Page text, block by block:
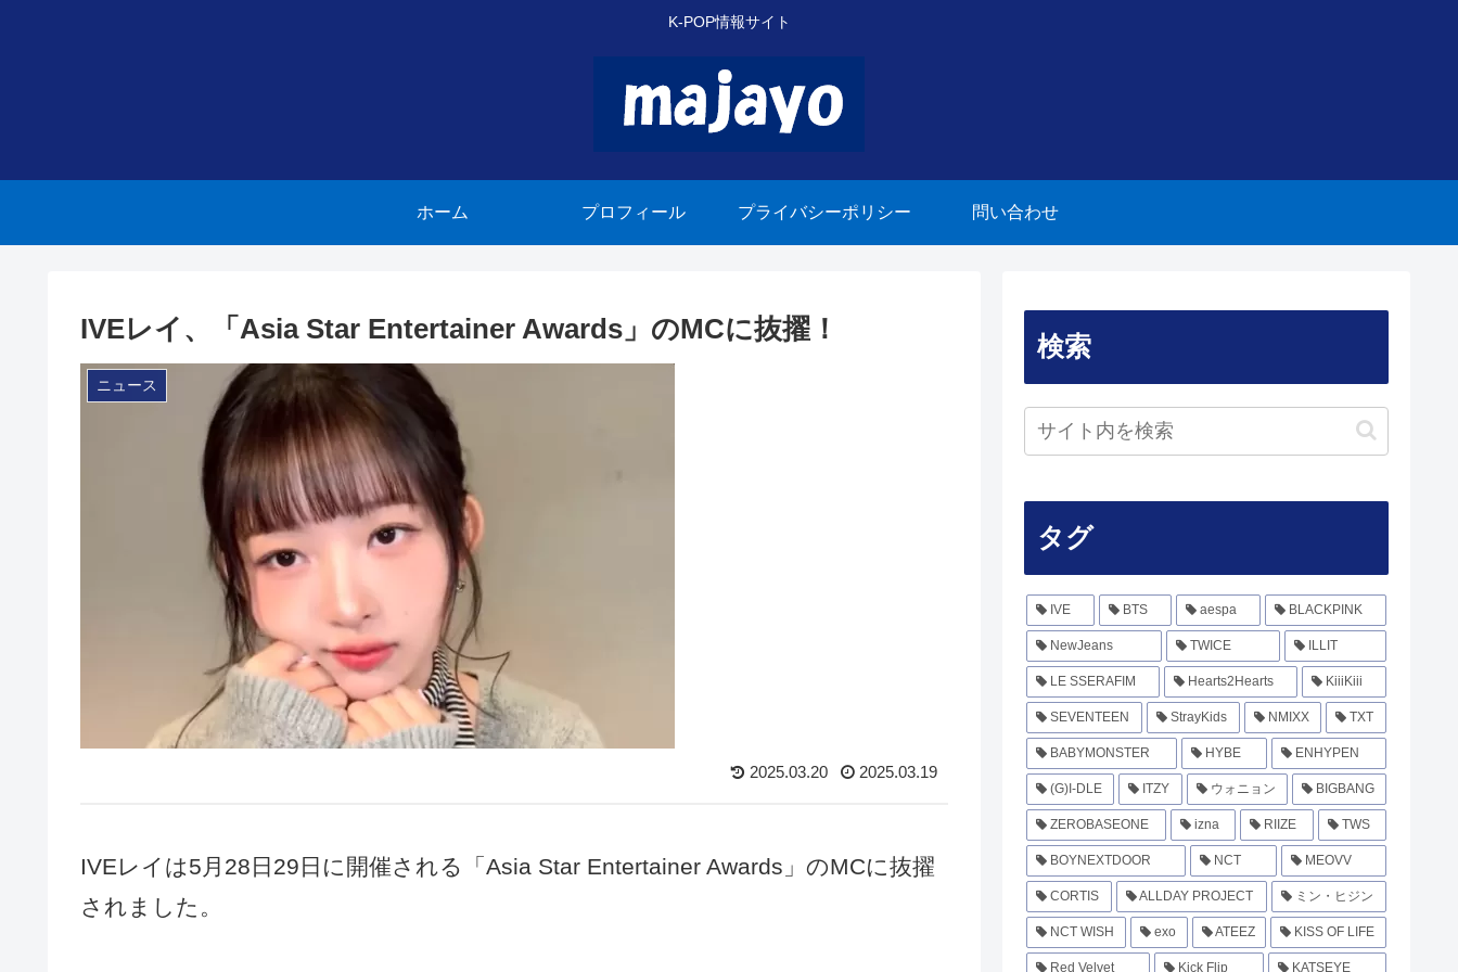
K-POP情報サイト
ホーム プロフィール プライバシーポリシー 問い合わせ
IVEレイ、「Asia Star Entertainer Awards」のMCに抜擢！
ニュース
2025.03.20 2025.03.19
IVEレイは5月28日29日に開催される「Asia Star Entertainer Awards」のMCに抜擢
されました。
検索
タグ
IVE BTS aespa BLACKPINK
NewJeans TWICE ILLIT
LE SSERAFIM Hearts2Hearts KiiiKiii
SEVENTEEN StrayKids NMIXX TXT
BABYMONSTER HYBE ENHYPEN
(G)I-DLE ITZY ウォニョン BIGBANG
ZEROBASEONE izna RIIZE TWS
BOYNEXTDOOR NCT MEOVV
CORTIS ALLDAY PROJECT ミン・ヒジン
NCT WISH exo ATEEZ KISS OF LIFE
Red Velvet Kick Flip KATSEYE